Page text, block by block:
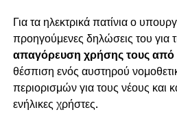
Για τα ηλεκτρικά πατίνια ο
προηγούμενες δηλώσεις του για
απαγόρευση χρήσης τους από
θέσπιση ενός αυστηρού
περιορισμών για τους νέους και
ενήλικες χρήστες.